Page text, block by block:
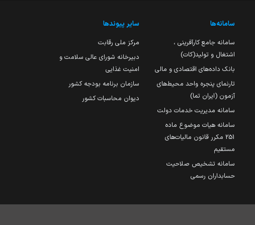
سامانه‌ها
سامانه جامع کارآفرینی ،
اشتغال و تولید(کات)
بانک داده‌های اقتصادی و مالی
تارنمای پنجره واحد محیط‌های
آزمون (ایران تما)
سامانه مدیریت خدمات دولت
سامانه هیات موضوع ماده
251 مکرر قانون مالیات‌های
مستقیم
سامانه تشخیص صلاحیت
حسابداران رسمی
سایر پیوندها
مرکز ملی رقابت
دبیرخانه شورای عالی سلامت و
امنیت غذایی
سازمان برنامه بودجه کشور
دیوان محاسبات کشور